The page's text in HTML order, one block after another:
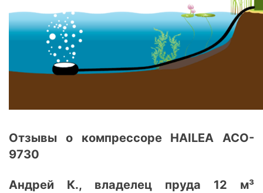
Отзывы о компрессоре HAILEA ACO-
9730
Андрей К., владелец пруда 12 м³